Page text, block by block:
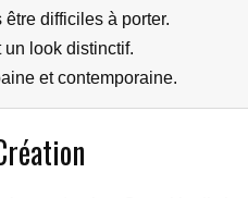
difficiles à porter.
un look distinctif.
et contemporaine.